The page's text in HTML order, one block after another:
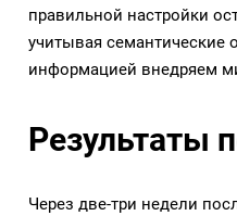
правильной настройки
учитывая семантические
информацией внедряем
Результаты
Через две-три недели